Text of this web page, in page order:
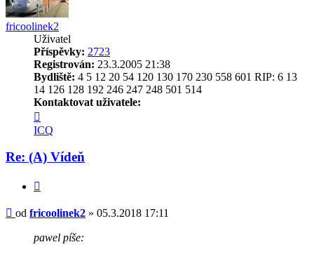
fricoolinek2
Uživatel
Příspěvky: 2723
Registrován: 23.3.2005 21:38
Bydliště: 4 5 12 20 54 120 130 170 230 558 601 RIP: 6 13
14 126 128 192 246 247 248 501 514
Kontaktovat uživatele:
uživatele
fricoolinek2
ICQ
Re: (A) Vídeň
Příspěvek
od fricoolinek2 » 05.3.2018 17:11
pawel píše: